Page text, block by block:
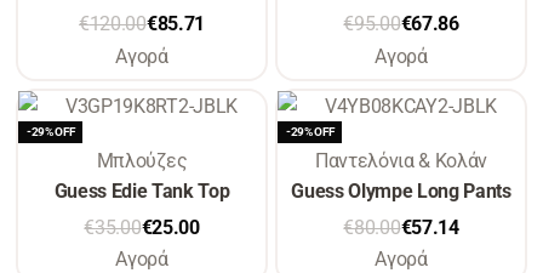
€120.00€85.71
Αγορά
€95.00€67.86
Αγορά
-29% OFF
Μπλούζες
Guess Edie Tank Top
€35.00€25.00
Αγορά
-29% OFF
Παντελόνια & Κολάν
Guess Olympe Long Pants
€80.00€57.14
Αγορά